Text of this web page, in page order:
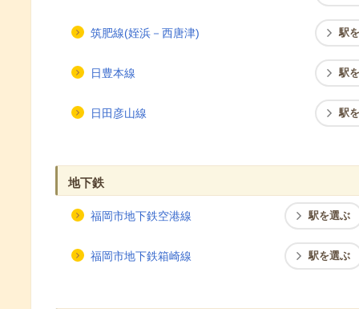
筑肥線(姪浜－西唐津) 駅
日豊本線 駅
日田彦山線 駅
地下鉄
福岡市地下鉄空港線 駅を選ぶ
福岡市地下鉄箱崎線 駅を選ぶ